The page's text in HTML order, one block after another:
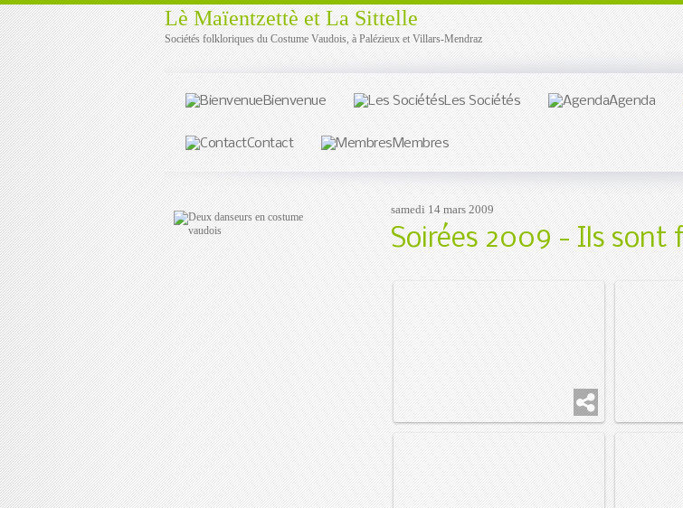
Lè Maïentzettè et La Sittelle
Sociétés folkloriques du Costume Vaudois, à Palézieux et Villars-Mendraz
Bienvenue Les Sociétés Agenda
Contact Membres
samedi 14 mars 2009
Soirées 2009 - Ils sont